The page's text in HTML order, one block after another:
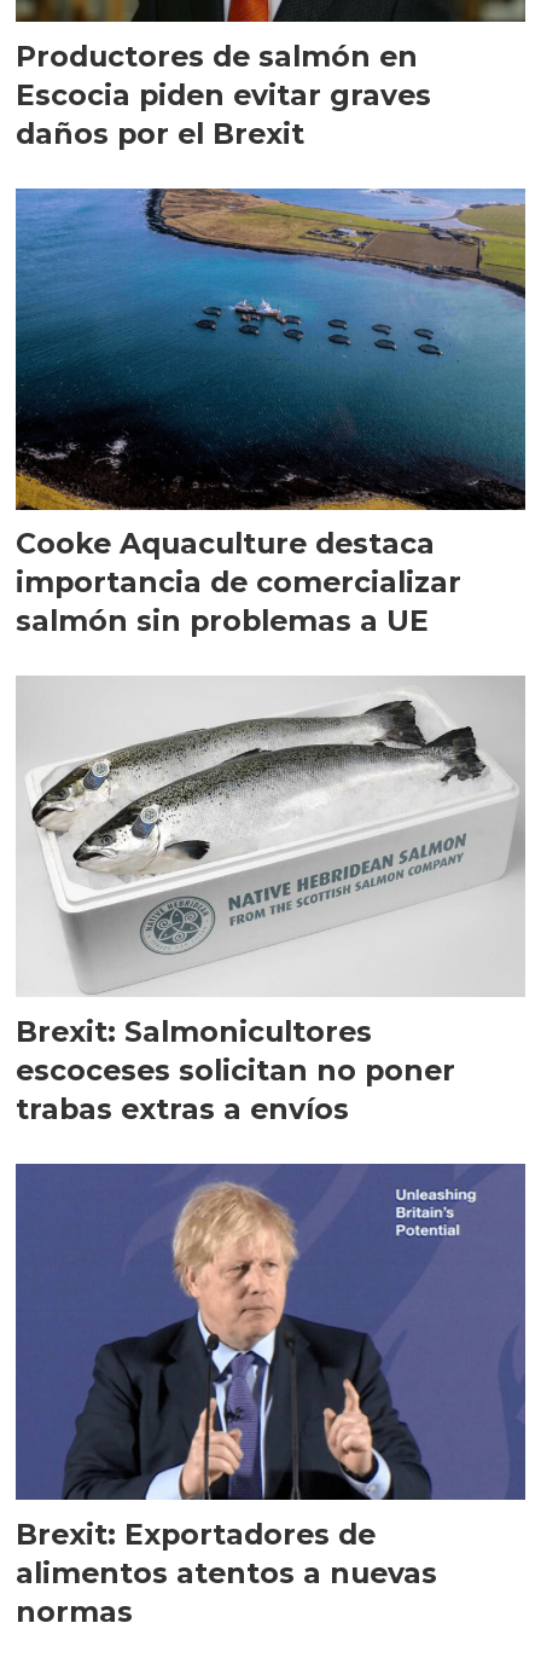
Productores de salmón en
Escocia piden evitar graves
daños por el Brexit
Cooke Aquaculture destaca
importancia de comercializar
salmón sin problemas a UE
Brexit: Salmonicultores
escoceses solicitan no poner
trabas extras a envíos
Brexit: Exportadores de
alimentos atentos a nuevas
normas